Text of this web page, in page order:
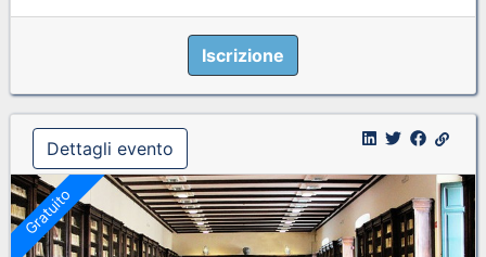
Iscrizione
Dettagli evento
Gratuito